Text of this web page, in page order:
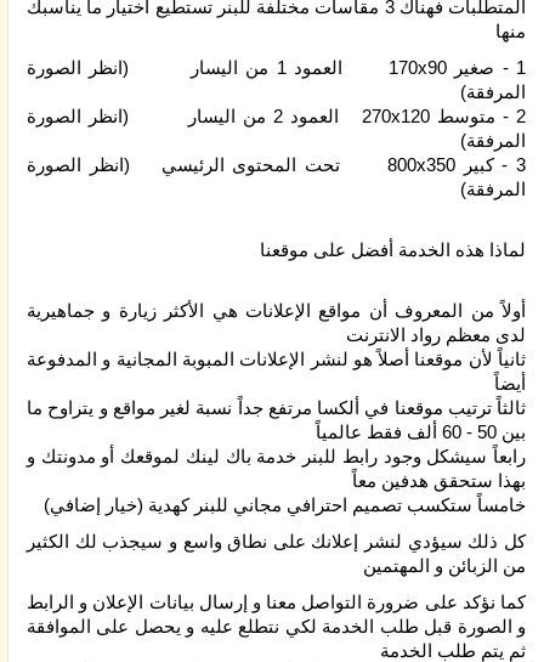
الذكاء
الاصطناعي
سياسة
الخصوصية
المتطلبات فهناك 3 مقاسات مختلفة للبنر تستطيع اختيار ما يناسبك
منها
1 - صغير 170x90 العمود 1 من اليسار (انظر الصورة
المرفقة)
2 - متوسط 270x120 العمود 2 من اليسار (انظر الصورة
المرفقة)
3 - كبير 800x350 تحت المحتوى الرئيسي (انظر الصورة
المرفقة)
لماذا هذه الخدمة أفضل على موقعنا
أولاً من المعروف أن مواقع الإعلانات هي اﻷكثر زيارة و جماهيرية
لدى معظم رواد الانترنت
ثانياً ﻷن موقعنا أصلاً هو لنشر الإعلانات المبوبة المجانية و المدفوعة
أيضاً
ثالثاً ترتيب موقعنا في ألكسا مرتفع جداً نسبة لغير مواقع و يتراوح ما
بين 50 - 60 ألف فقط عالمياً
رابعاً سيشكل وجود رابط للبنر خدمة باك لينك لموقعك أو مدونتك و
بهذا ستحقق هدفين معاً
خامساً ستكسب تصميم احترافي مجاني للبنر كهدية (خيار إضافي)
كل ذلك سيؤدي لنشر إعلانك على نطاق واسع و سيجذب لك الكثير
من الزبائن و المهتمين
كما نؤكد على ضرورة التواصل معنا و إرسال بيانات الإعلان و الرابط
و الصورة قبل طلب الخدمة لكي نتطلع عليه و يحصل على الموافقة
ثم يتم طلب الخدمة